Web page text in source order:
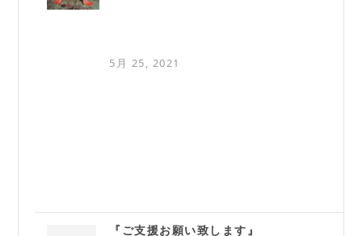
5月 25, 2021
『ご支援お願い致します』